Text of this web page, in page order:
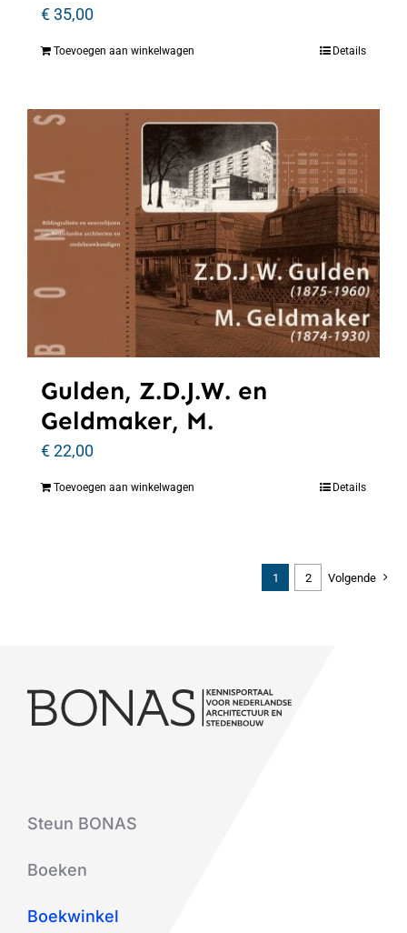
€35,00
Toevoegen aan winkelwagen Details
Gulden, Z.D.J.W. en
Geldmaker, M.
€22,00
Toevoegen aan winkelwagen Details
1 2 Volgende
Steun BONAS
Boeken
Boekwinkel